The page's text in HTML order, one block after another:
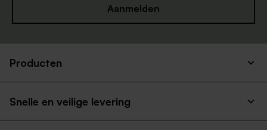
met puntklep
enveloppe met rechte klep
Aanmelden
Producten
Snelle en veilige levering